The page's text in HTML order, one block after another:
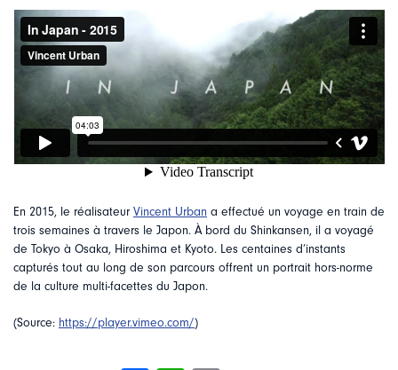
En 2015, le réalisateurVincent Urban a effectué un voyage en train de
trois semaines à travers le Japon. À bord du Shinkansen, il a voyagé
de Tokyo à Osaka, Hiroshima et Kyoto. Les centaines d’instants
capturés tout au long de son parcours offrent un portrait hors-norme
de la culture multi-facettes du Japon.
(Source: https://player.vimeo.com/)